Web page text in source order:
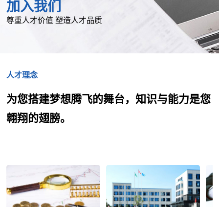
加入我们
尊重人才价值 塑造人才品质
人才理念
为您搭建梦想腾飞的舞台，知识与能力是您
翱翔的翅膀。